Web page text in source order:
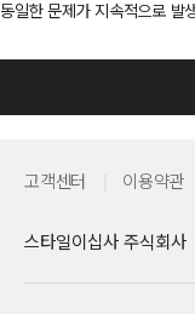
동일한 문제가 지속적으로 발
고객센터 이용약관
스타일이십사 주식회사